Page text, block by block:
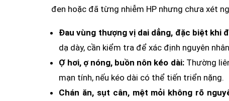
đen hoặc đã từng nhiễm HP nhưng chưa xét
Đau vùng thượng vị dai dẳng, đặc biệt khi
dạ dày, cần kiểm tra để xác định nguyên
Ợ hơi, ợ nóng, buồn nôn kéo dài:Thường
mạn tính, nếu kéo dài có thể tiến triển nặng.
Chán ăn, sụt cân, mệt mỏi không rõ